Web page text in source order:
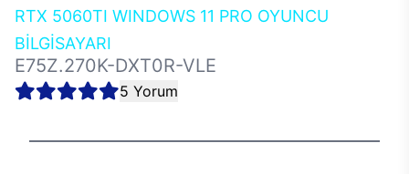
RTX 5060TI WINDOWS 11 PRO OYUNCU
BİLGİSAYARI
E75Z.270K-DXT0R-VLE
5 Yorum